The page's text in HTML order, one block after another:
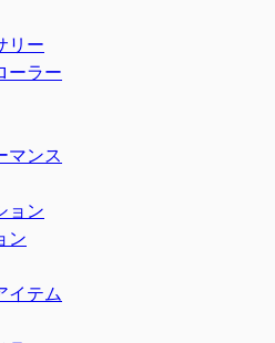
リー
ーラー
マンス
ョン
ン
イテム